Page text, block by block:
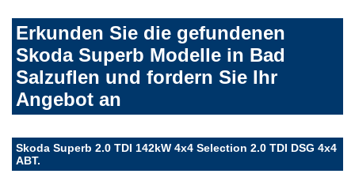
Erkunden Sie die gefundenen
Skoda Superb Modelle in Bad
Salzuflen und fordern Sie Ihr
Angebot an
Skoda Superb 2.0 TDI 142kW 4x4 Selection 2.0 TDI DSG 4x4
ABT.